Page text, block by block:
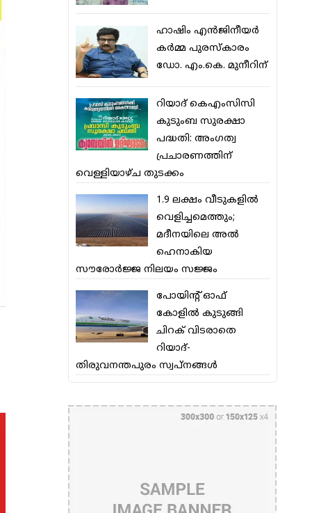
ഹാഷിം എന്‍ജിനീയര്‍
കര്‍മ്മ പുരസ്‌കാരം
ഡോ. എം.കെ. മുനീറിന്
റിയാദ് കെഎംസിസി
കുടുംബ സുരക്ഷാ
പദ്ധതി: അംഗത്വ
പ്രചാരണത്തിന്
വെള്ളിയാഴ്ച തുടക്കം
1.9 ലക്ഷം വീടുകളില്‍
വെളിച്ചമെത്തും;
മദീനയിലെ അല്‍
ഹെനാകിയ
സൗരോര്‍ജ്ജ നിലയം സജ്ജം
പോയിന്റ് ഓഫ്
കോളില്‍ കുടുങ്ങി
ചിറക് വിടരാതെ
റിയാദ്-
തിരുവനന്തപുരം സ്വപ്നങ്ങള്‍